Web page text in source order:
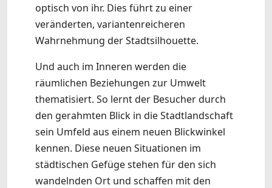
optisch von ihr. Dies führt zu einer
veränderten, variantenreicheren
Wahrnehmung der Stadtsilhouette.
Und auch im Inneren werden die
räumlichen Beziehungen zur Umwelt
thematisiert. So lernt der Besucher durch
den gerahmten Blick in die Stadtlandschaft
sein Umfeld aus einem neuen Blickwinkel
kennen. Diese neuen Situationen im
städtischen Gefüge stehen für den sich
wandelnden Ort und schaffen mit den